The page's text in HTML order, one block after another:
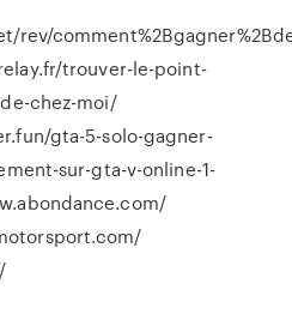
rev/
trouver-le-point-
chez-moi/
gta-5-solo-gagner-
sur-gta-v-online-1-